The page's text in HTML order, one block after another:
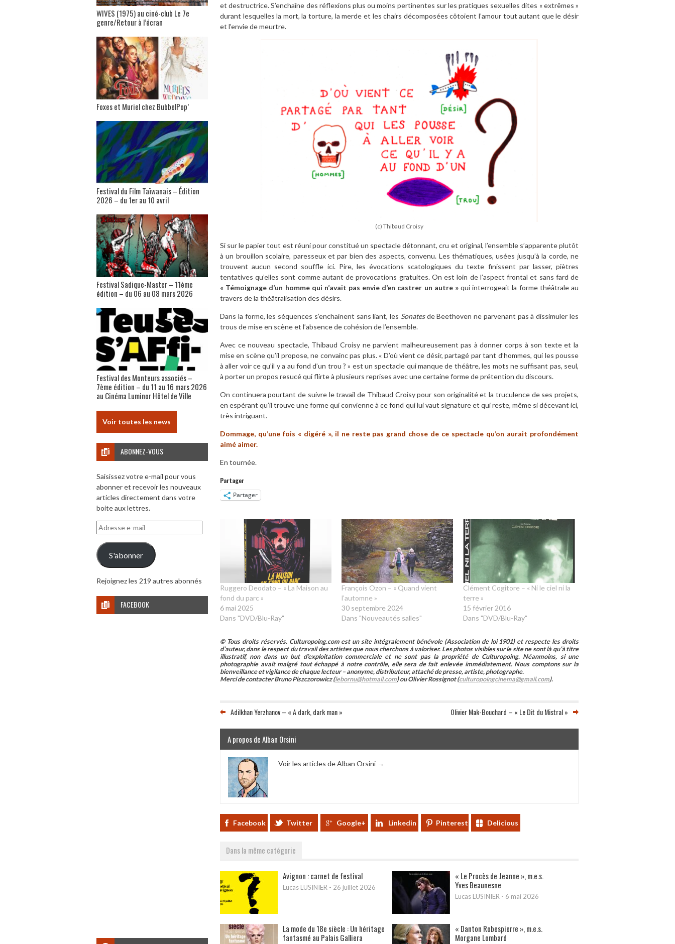
et destructrice. S’enchaîne des réflexions plus ou moins pertinentes sur les pratiques sexuelles dites « extrêmes »
durant lesquelles la mort, la torture, la merde et les chairs décomposées côtoient l’amour tout autant que le désir
et l’envie de meurtre.
(c) Thibaud Croisy
Si sur le papier tout est réuni pour constitué un spectacle détonnant, cru et original, l’ensemble s’apparente plutôt
à un brouillon scolaire, paresseux et par bien des aspects, convenu. Les thématiques, usées jusqu’à la corde, ne
trouvent aucun second souffle ici. Pire, les évocations scatologiques du texte finissent par lasser, piètres
tentatives qu’elles sont comme autant de provocations gratuites. On est loin de l’aspect frontal et sans fard de
« Témoignage d’un homme qui n’avait pas envie d’en castrer un autre » qui interrogeait la forme théâtrale au
travers de la théâtralisation des désirs.
Dans la forme, les séquences s’enchainent sans liant, les Sonatesde Beethoven ne parvenant pas à dissimuler les
trous de mise en scène et l’absence de cohésion de l’ensemble.
Avec ce nouveau spectacle, Thibaud Croisy ne parvient malheureusement pas à donner corps à son texte et la
mise en scène qu’il propose, ne convainc pas plus. « D’où vient ce désir, partagé par tant d’hommes, qui les pousse
à aller voir ce qu’il y a au fond d’un trou ? » est un spectacle qui manque de théâtre, les mots ne suffisant pas, seul,
à porter un propos resucé qui flirte à plusieurs reprises avec une certaine forme de prétention du discours.
On continuera pourtant de suivre le travail de Thibaud Croisy pour son originalité et la truculence de ses projets,
en espérant qu’il trouve une forme qui convienne à ce fond qui lui vaut signature et qui reste, même si décevant ici,
très intriguant.
Dommage, qu’une fois « digéré », il ne reste pas grand chose de ce spectacle qu’on aurait profondément
aimé aimer.
En tournée.
Partager
Partager
Ruggero Deodato – « La Maison au
fond du parc »
6 mai 2025
Dans "DVD/Blu-Ray"
François Ozon – « Quand vient
l’automne »
30 septembre 2024
Dans "Nouveautés salles"
Clément Cogitore – « Ni le ciel ni la
terre »
15 février 2016
Dans "DVD/Blu-Ray"
© Tous droits réservés. Culturopoing.com est un site intégralement bénévole (Association de loi 1901) et respecte les droits
d’auteur, dans le respect du travail des artistes que nous cherchons à valoriser. Les photos visibles sur le site ne sont là qu’à titre
illustratif, non dans un but d’exploitation commerciale et ne sont pas la propriété de Culturopoing. Néanmoins, si une
photographie avait malgré tout échappé à notre contrôle, elle sera de fait enlevée immédiatement. Nous comptons sur la
bienveillance et vigilance de chaque lecteur – anonyme, distributeur, attaché de presse, artiste, photographe.
Merci de contacter Bruno Piszczorowicz (lebornu@hotmail.com) ou Olivier Rossignot (culturopoingcinema@gmail.com).
Adilkhan Yerzhanov – « A dark, dark man » Olivier Mak-Bouchard – « Le Dit du Mistral »
A propos de Alban Orsini
Voir les articles de Alban Orsini →
Facebook Twitter Google+ Linkedin Pinterest Delicious
Dans la même catégorie
Avignon : carnet de festival
Lucas LUSINIER - 26 juillet 2026
« Le Procès de Jeanne », m.e.s.
Yves Beaunesne
Lucas LUSINIER - 6 mai 2026
La mode du 18e siècle : Un héritage
fantasmé au Palais Galliera
« Danton Robespierre », m.e.s.
Morgane Lombard
WIVES (1975) au ciné-club Le 7e
genre/Retour à l’écran
Foxes et Muriel chez BubbelPop’
Festival du Film Taïwanais – Édition
2026 – du 1er au 10 avril
Festival Sadique-Master – 11ème
édition – du 06 au 08 mars 2026
Festival des Monteurs associés –
7ème édition – du 11 au 16 mars 2026
au Cinéma Luminor Hôtel de Ville
Voir toutes les news
ABONNEZ-VOUS
Saisissez votre e-mail pour vous
abonner et recevoir les nouveaux
articles directement dans votre
boite aux lettres.
Adresse
e-
mail
S'abonner
Rejoignez les 219 autres abonnés
FACEBOOK